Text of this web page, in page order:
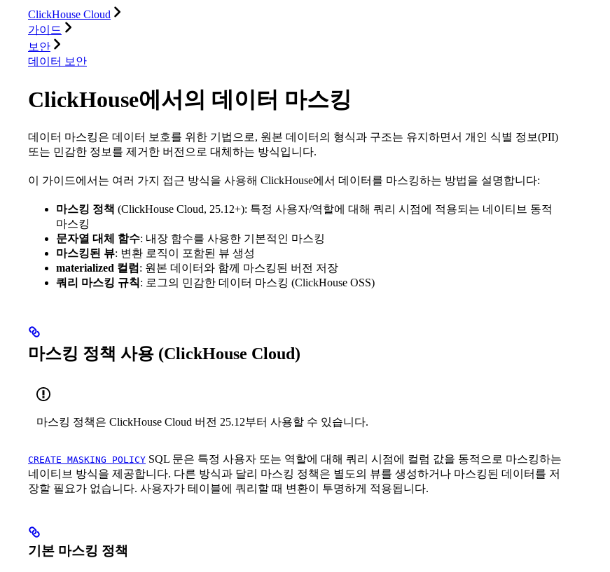
ClickHouse Cloud
가이드
보안
데이터 보안
ClickHouse에서의 데이터 마스킹
데이터 마스킹은 데이터 보호를 위한 기법으로, 원본 데이터의 형식과 구조는 유지하면서 개인 식별 정보(PII)
또는 민감한 정보를 제거한 버전으로 대체하는 방식입니다.
이 가이드에서는 여러 가지 접근 방식을 사용해 ClickHouse에서 데이터를 마스킹하는 방법을 설명합니다:
마스킹 정책 (ClickHouse Cloud, 25.12+): 특정 사용자/역할에 대해 쿼리 시점에 적용되는 네이티브 동적
마스킹
문자열 대체 함수: 내장 함수를 사용한 기본적인 마스킹
마스킹된 뷰: 변환 로직이 포함된 뷰 생성
materialized 컬럼 : 원본 데이터와 함께 마스킹된 버전 저장
쿼리 마스킹 규칙: 로그의 민감한 데이터 마스킹 (ClickHouse OSS)
마스킹 정책 사용 (ClickHouse Cloud)
마스킹 정책은 ClickHouse Cloud 버전 25.12부터 사용할 수 있습니다.
CREATE MASKING POLICY SQL 문은 특정 사용자 또는 역할에 대해 쿼리 시점에 컬럼 값을 동적으로 마스킹하는
네이티브 방식을 제공합니다. 다른 방식과 달리 마스킹 정책은 별도의 뷰를 생성하거나 마스킹된 데이터를 저
장할 필요가 없습니다. 사용자가 테이블에 쿼리할 때 변환이 투명하게 적용됩니다.
기본 마스킹 정책